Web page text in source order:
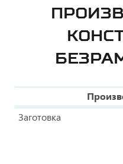
Заготовка